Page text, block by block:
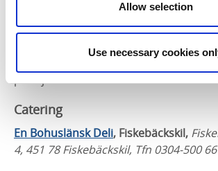
Allow selection
Use necessary cookies
Fiskebåten LL628 Atlantic har sin
Västra kajen i grundsund. Fångar
Skagerak och Nordsjön. Extremt färska
räkor kan du köpa direkt från båten
på kajen. Beställ via hemsidan.
Catering
En Bohuslänsk Deli, Fiskebäckskil,
4, 451 78 Fiskebäckskil, Tfn 0304-500 66